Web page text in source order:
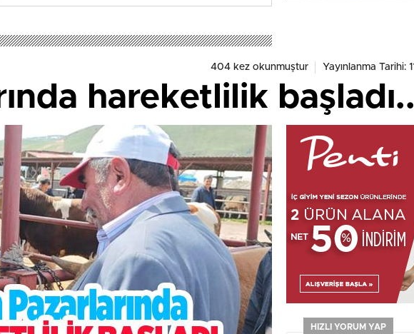
404 kez okunmuştur Yayınlanma Tarihi:
hareketlilik başladı..
HIZLI YORUM YAP